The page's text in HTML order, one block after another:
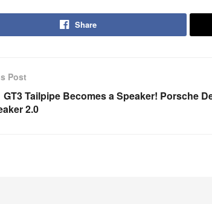
Share
Post
GT3 Tailpipe Becomes a Speaker! Porsche
2.0